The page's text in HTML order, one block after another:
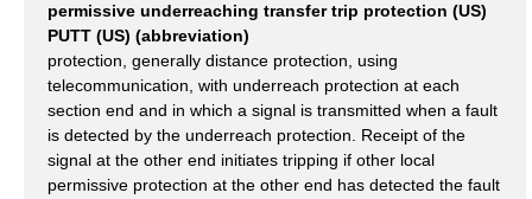
permissive underreaching transfer trip protection (US)
PUTT (US) (abbreviation)
protection, generally distance protection, using
telecommunication, with underreach protection at each
section end and in which a signal is transmitted when a fault
is detected by the underreach protection. Receipt of the
signal at the other end initiates tripping if other local
permissive protection at the other end has detected the fault